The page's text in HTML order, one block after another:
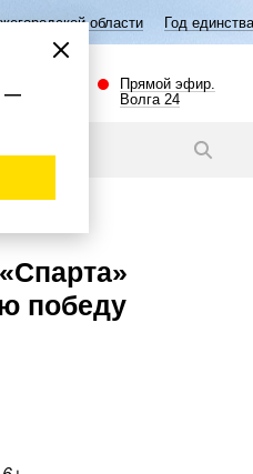
Год единства народов России
Прямой эфир.
Волга 24
победу
—